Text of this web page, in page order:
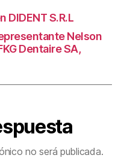
DIDENT S.R.L
Nelson
Dentaire SA,
no será publicada.